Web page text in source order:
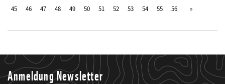
45
46 47 48 49 50 51 52 53 54 55 56
Anmeldung Newsletter